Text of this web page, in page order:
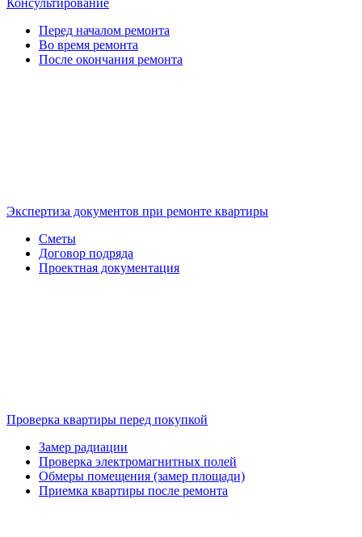
Консультирование
Перед началом ремонта
Во время ремонта
После окончания ремонта
Экспертиза документов при ремонте квартиры
Сметы
Договор подряда
Проектная документация
Проверка квартиры перед покупкой
Замер радиации
Проверка электромагнитных полей
Обмеры помещения (замер площади)
Приемка квартиры после ремонта